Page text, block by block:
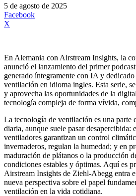
5 de agosto de 2025
Facebook
X
En Alemania con Airstream Insights, la
anunció el lanzamiento del primer
generado íntegramente con IA y
ventilación en idioma ingles. Esta serie,
y aprovecha las oportunidades de la
tecnología compleja de forma vívida,
La tecnología de ventilación es una parte
diaria, aunque suele pasar desapercibida:
ventiladores garantizan un control
invernaderos, regulan la humedad; y en
maduración de plátanos o la producción
condiciones estables y óptimas. Aquí es
Airstream Insights de Ziehl-Abegg entra
nueva perspectiva sobre el papel
ventilación en la vida cotidiana.